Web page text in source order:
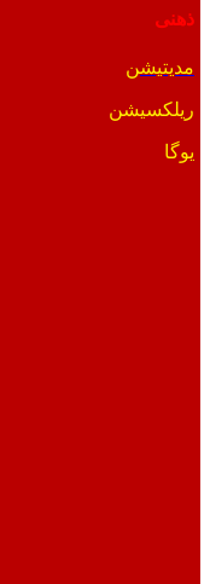
ذهنی
مدیتیشن
ریلکسیشن
یوگا